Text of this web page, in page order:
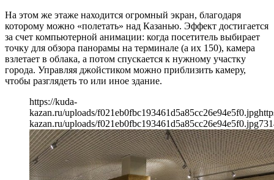
На этом же этаже находится огромный экран, благодаря
которому можно «полетать» над Казанью. Эффект достигается
за счет компьютерной анимации: когда посетитель выбирает
точку для обзора панорамы на терминале (а их 150), камера
взлетает в облака, а потом спускается к нужному участку
города. Управляя джойстиком можно приблизить камеру,
чтобы разглядеть то или иное здание.
https://kuda-
kazan.ru/uploads/f021eb0fbc193461d5a85cc26e94e5f0.jpg
kazan.ru/uploads/f021eb0fbc193461d5a85cc26e94e5f0.jpg731